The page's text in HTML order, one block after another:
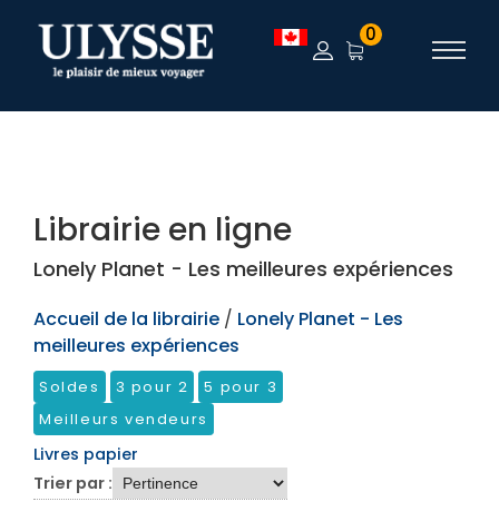
TEST 0
Librairie en ligne
Lonely Planet - Les meilleures expériences
Accueil de la librairie / Lonely Planet - Les
meilleures expériences
Soldes 3 pour 2
5 pour 3
Meilleurs vendeurs
Livres papier
Trier par :